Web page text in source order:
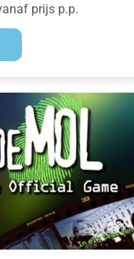
prijs p.p.